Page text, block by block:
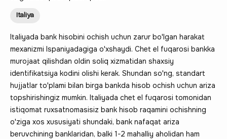
Italiya
Italiyada bank hisobini ochish uchun zarur bo'lgan harakat
mexanizmi Ispaniyadagiga o'xshaydi. Chet el fuqarosi bankka
murojaat qilishdan oldin soliq xizmatidan shaxsiy
identifikatsiya kodini olishi kerak. Shundan so'ng, standart
hujjatlar to'plami bilan birga bankda hisob ochish uchun ariza
topshirishingiz mumkin. Italiyada chet el fuqarosi tomonidan
istiqomat ruxsatnomasisiz bank hisob raqamini ochishning
o'ziga xos xususiyati shundaki, bank nafaqat ariza
beruvchining banklaridan, balki 1-2 mahalliy aholidan ham